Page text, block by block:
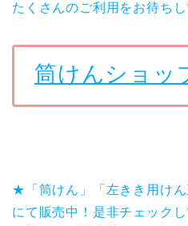
たくさんのご利用をお待ちし
筒けんショッ
★「筒けん」「左きき用けん
にて販売中！是非チェックし